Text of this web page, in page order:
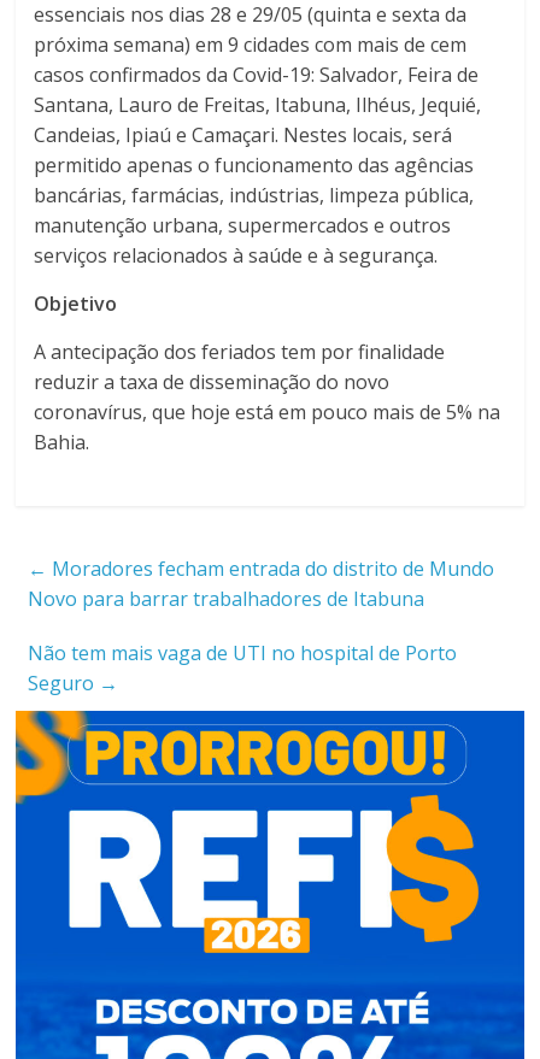
essenciais nos dias 28 e 29/05 (quinta e sexta da
próxima semana) em 9 cidades com mais de cem
casos confirmados da Covid-19: Salvador, Feira de
Santana, Lauro de Freitas, Itabuna, Ilhéus, Jequié,
Candeias, Ipiaú e Camaçari. Nestes locais, será
permitido apenas o funcionamento das agências
bancárias, farmácias, indústrias, limpeza pública,
manutenção urbana, supermercados e outros
serviços relacionados à saúde e à segurança.
Objetivo
A antecipação dos feriados tem por finalidade
reduzir a taxa de disseminação do novo
coronavírus, que hoje está em pouco mais de 5% na
Bahia.
← Moradores fecham entrada do distrito de Mundo
Novo para barrar trabalhadores de Itabuna
Não tem mais vaga de UTI no hospital de Porto
Seguro →